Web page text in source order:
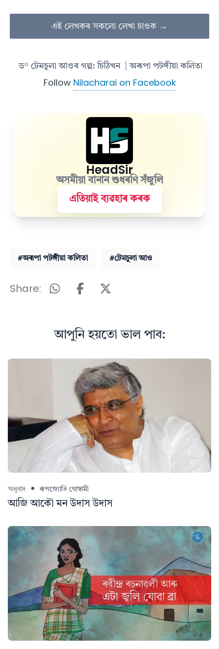
এই লেখকৰ সকলো লেখা চাওক →
ড° টেমচুলা আওৰ গল্প: চিঠিখন | অৰূপা পটঙ্গীয়া কলিতা
Follow Nilacharai on Facebook
HeadSir
অসমীয়া বানান শুধৰণি সঁজুলি
এতিয়াই ব্যৱহাৰ কৰক
#অৰূপা পটঙ্গীয়া কলিতা #টেমচুলা আও
Share:
আপুনি হয়তো ভাল পাব:
অনুবাদ ৰূপজ্যোতি গোস্বামী
আজি আকৌ মন উদাস উদাস